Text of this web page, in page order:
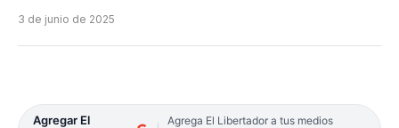
3 de junio de 2025
Agregar El
Agrega El Libertador a tus medios